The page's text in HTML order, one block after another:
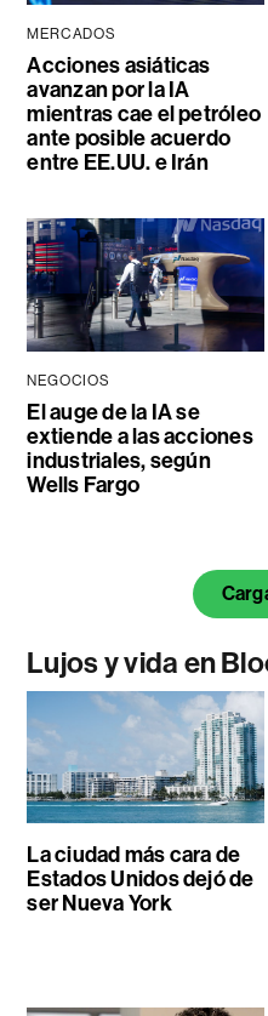
MERCADOS
Acciones asiáticas
avanzan por la IA
mientras cae el petróleo
ante posible acuerdo
entre EE.UU. e Irán
NEGOCIOS
El auge de la IA se
extiende a las acciones
industriales, según
Wells Fargo
Lujos y vida en
La ciudad más cara de
Estados Unidos dejó de
ser Nueva York